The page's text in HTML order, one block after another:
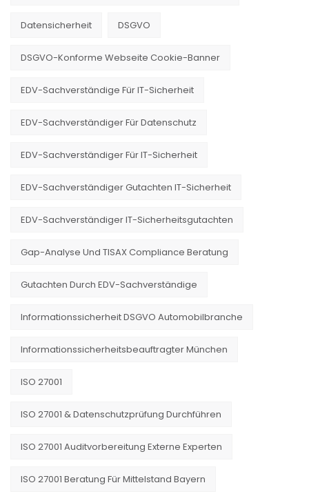
Datensicherheit DSGVO
DSGVO-Konforme Webseite Cookie-Banner
EDV-Sachverständige Für IT-Sicherheit
EDV-Sachverständiger Für Datenschutz
EDV-Sachverständiger Für IT-Sicherheit
EDV-Sachverständiger Gutachten IT-Sicherheit
EDV-Sachverständiger IT-Sicherheitsgutachten
Gap-Analyse Und TISAX Compliance Beratung
Gutachten Durch EDV-Sachverständige
Informationssicherheit DSGVO Automobilbranche
Informationssicherheitsbeauftragter München
ISO 27001
ISO 27001 & Datenschutzprüfung Durchführen
ISO 27001 Auditvorbereitung Externe Experten
ISO 27001 Beratung Für Mittelstand Bayern